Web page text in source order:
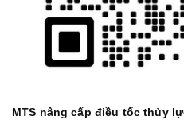
MTS nâng cấp điều tốc thủy